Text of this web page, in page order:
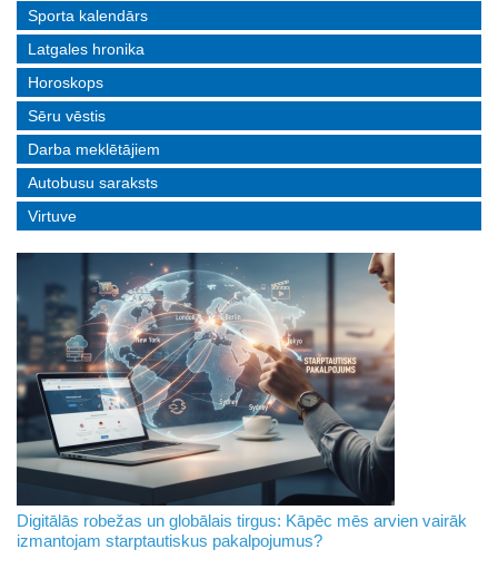
Sporta kalendārs
Latgales hronika
Horoskops
Sēru vēstis
Darba meklētājiem
Autobusu saraksts
Virtuve
Digitālās robežas un globālais tirgus: Kāpēc mēs arvien vairāk
izmantojam starptautiskus pakalpojumus?